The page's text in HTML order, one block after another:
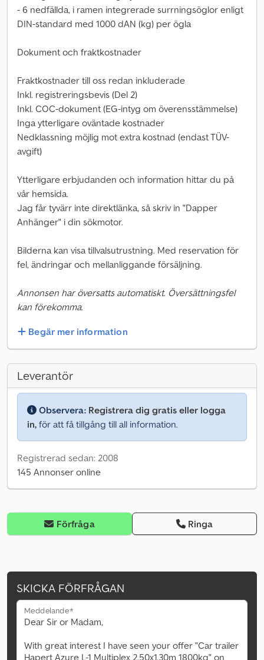
- 6 nedfällda, i ramen integrerade surrningsöglor enligt
DIN-standard med 1000 dAN (kg) per ögla
Dokument och fraktkostnader
Fraktkostnader till oss redan inkluderade
Inkl. registreringsbevis (Del 2)
Inkl. COC-dokument (EG-intyg om överensstämmelse)
Inga ytterligare oväntade kostnader
Nedklassning möjlig mot extra kostnad (endast TÜV-
avgift)
Ytterligare erbjudanden och information hittar du på
vår hemsida.
Jag får tyvärr inte direktlänka, så skriv in "Dapper
Anhänger" i din sökmotor.
Bilderna kan visa tillvalsutrustning. Med reservation för
fel, ändringar och mellanliggande försäljning.
Annonsen har översatts automatiskt. Översättningsfel
kan förekomma.
Begär mer information
Leverantör
Observera: Registrera dig gratis eller logga
in, för att få tillgång till all information.
Registrerad sedan: 2008
145 Annonser online
Förfråga Ringa
SKICKA FÖRFRÅGAN
Meddelande*